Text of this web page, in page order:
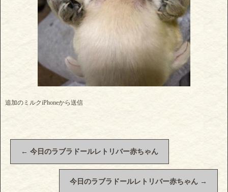
追加のミルクiPhoneから送信
← 今日のラブラドールレトリバー赤ちゃん
今日のラブラドールレトリバー赤ちゃん →